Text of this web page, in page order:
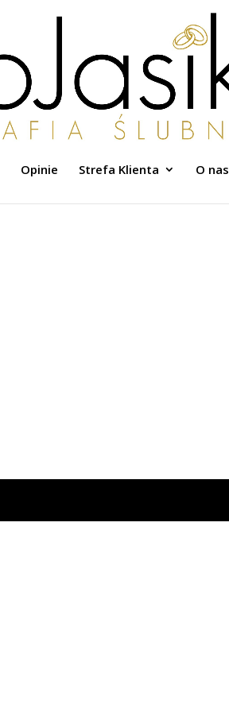
Opinie Strefa Klienta O nas